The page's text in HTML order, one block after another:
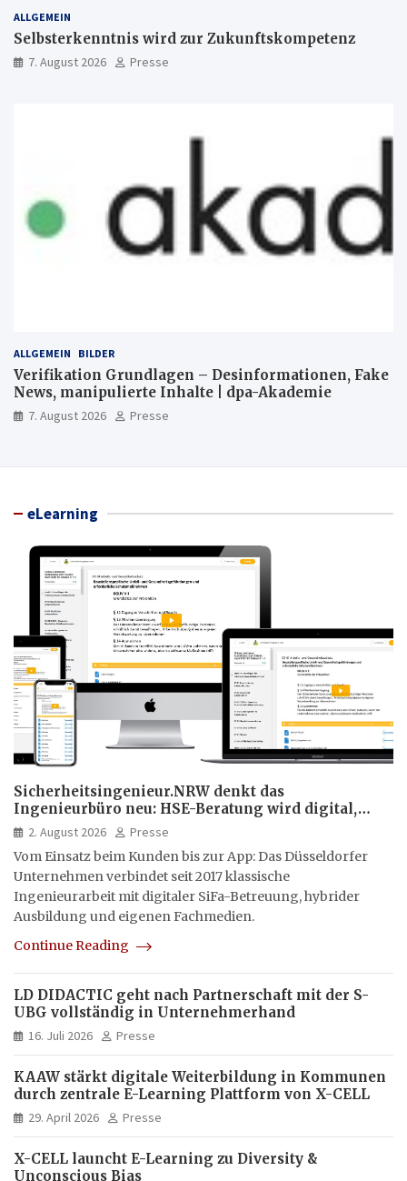
ALLGEMEIN
Selbsterkenntnis wird zur Zukunftskompetenz
7. August 2026 Presse
ALLGEMEIN BILDER
Verifikation Grundlagen – Desinformationen, Fake
News, manipulierte Inhalte | dpa-Akademie
7. August 2026 Presse
eLearning
Sicherheitsingenieur.NRW denkt das
Ingenieurbüro neu: HSE-Beratung wird digital,
hybrid und multimedial
2. August 2026
Presse
Vom Einsatz beim Kunden bis zur App: Das Düsseldorfer
Unternehmen verbindet seit 2017 klassische
Ingenieurarbeit mit digitaler SiFa-Betreuung, hybrider
Ausbildung und eigenen Fachmedien.
Continue Reading
LD DIDACTIC geht nach Partnerschaft mit der S-
UBG vollständig in Unternehmerhand
16. Juli 2026 Presse
KAAW stärkt digitale Weiterbildung in Kommunen
durch zentrale E-Learning Plattform von X-CELL
29. April 2026 Presse
X-CELL launcht E-Learning zu Diversity &
Unconscious Bias